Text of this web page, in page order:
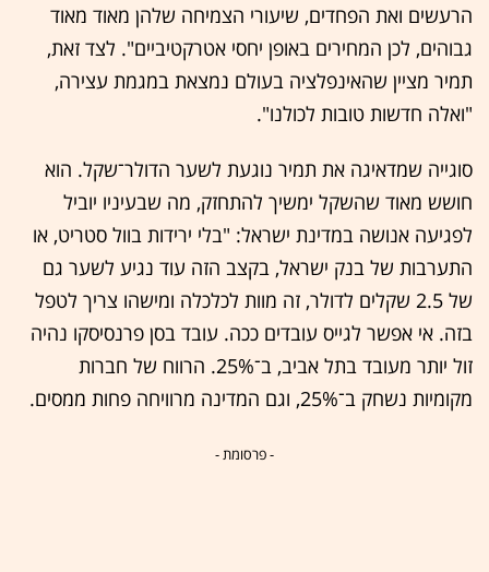
הרעשים ואת הפחדים, שיעורי הצמיחה שלהן מאוד מאוד
גבוהים, לכן המחירים באופן יחסי אטרקטיביים". לצד זאת,
תמיר מציין שהאינפלציה בעולם נמצאת במגמת עצירה,
"ואלה חדשות טובות לכולנו".
סוגייה שמדאיגה את תמיר נוגעת לשער הדולר־שקל. הוא
חושש מאוד שהשקל ימשיך להתחזק, מה שבעיניו יוביל
לפגיעה אנושה במדינת ישראל: "בלי ירידות בוול סטריט, או
התערבות של בנק ישראל, בקצב הזה עוד נגיע לשער גם
של 2.5 שקלים לדולר, זה מוות לכלכלה ומישהו צריך לטפל
בזה. אי אפשר לגייס עובדים ככה. עובד בסן פרנסיסקו נהיה
זול יותר מעובד בתל אביב, ב־25%. הרווח של חברות
מקומיות נשחק ב־25%, וגם המדינה מרוויחה פחות ממסים.
- פרסומת -